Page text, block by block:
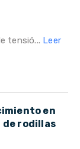
tensió... Leer
en
de rodillas